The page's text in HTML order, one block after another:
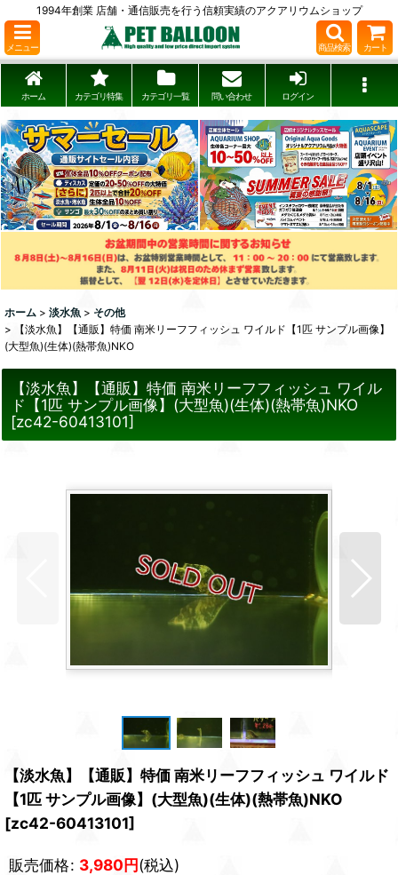
1994年創業 店舗・通信販売を行う信頼実績のアクアリウムショップ
メニュー 商品検索 カート
ホーム カテゴリ特集 カテゴリ一覧 問い合わせ ログイン
ホーム > 淡水魚 > その他
>
【淡水魚】【通販】特価 南米リーフフィッシュ ワイルド【1匹 サンプル画像】
(大型魚)(生体)(熱帯魚)NKO
【淡水魚】【通販】特価 南米リーフフィッシュ ワイル
ド【1匹 サンプル画像】(大型魚)(生体)(熱帯魚)NKO
[zc42-60413101]
【淡水魚】【通販】特価 南米リーフフィッシュ ワイルド
【1匹 サンプル画像】(大型魚)(生体)(熱帯魚)NKO
[zc42-60413101]
販売価格: 3,980円(税込)